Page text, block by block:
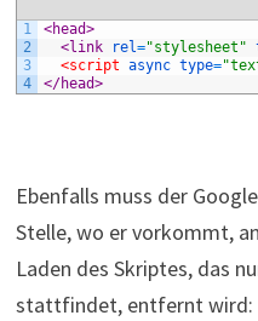
1
2
3
4
<head>
<link
rel="stylesheet"
<script async type=
</head>
Ebenfalls muss der
Stelle, wo er vorkommt,
Laden des Skriptes, das
stattfindet, entfernt wird: